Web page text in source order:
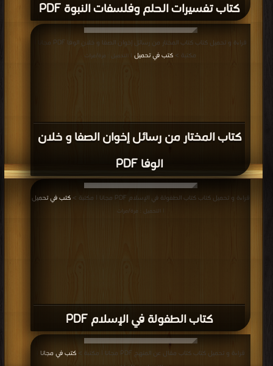
كتاب تفسيرات الحلم وفلسفات النبوة PDF
كتاب المختار من رسائل إخوان الصفا و خلان
الوفا PDF
قراءة و تحميل كتاب كتاب المختار من رسائل إخوان الصفا و خلان الوفا PDF مجانا |
مكتبة > كتب في تحميل | التحميل : مرة/مرات
كتاب الطفولة في الإسلام PDF
قراءة و تحميل كتاب كتاب الطفولة في الإسلام PDF مجانا | مكتبة > كتب في تحميل
| التحميل : مرة/مرات
قراءة و تحميل كتاب كتاب مقال عن المنهج PDF مجانا | مكتبة > كتب في مجانا